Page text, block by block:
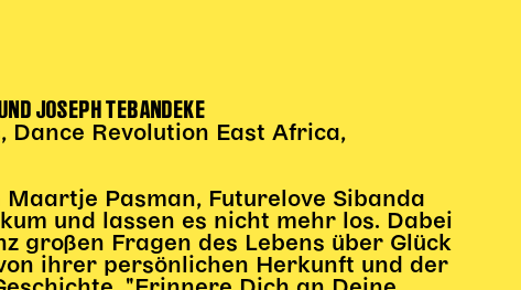
JOSEPH TEBANDEKE
Dance Revolution East Africa,
Pasman, Futurelove Sibanda
und lassen es nicht mehr los. Dabei
großen Fragen des Lebens über Glück
ihrer persönlichen Herkunft und der